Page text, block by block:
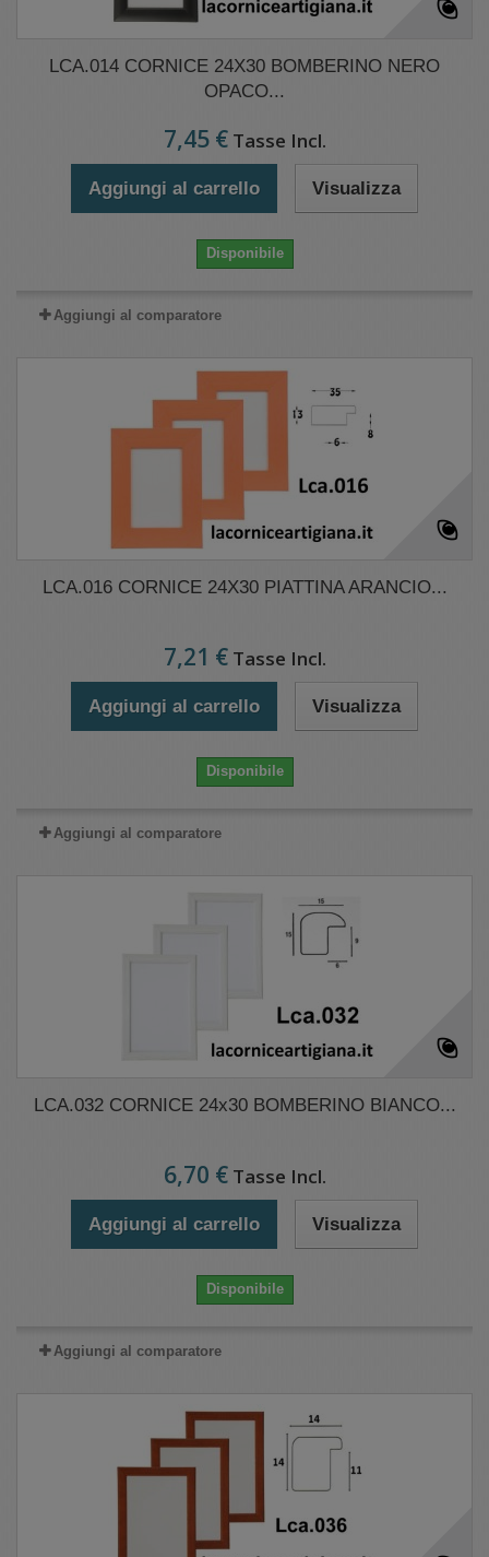
LCA.014 CORNICE 24X30 BOMBERINO NERO
OPACO...
7,45 € Tasse Incl.
Aggiungi al carrello Visualizza
Disponibile
Aggiungi al comparatore
LCA.016 CORNICE 24X30 PIATTINA ARANCIO...
7,21 € Tasse Incl.
Aggiungi al carrello Visualizza
Disponibile
Aggiungi al comparatore
LCA.032 CORNICE 24x30 BOMBERINO BIANCO...
6,70 € Tasse Incl.
Aggiungi al carrello Visualizza
Disponibile
Aggiungi al comparatore